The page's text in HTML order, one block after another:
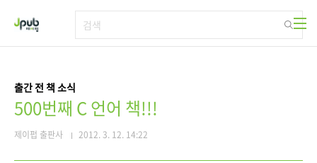
출간 전 책 소식
500번째 C 언어 책!!!
제이펍 출판사 2012. 3. 12. 14:22